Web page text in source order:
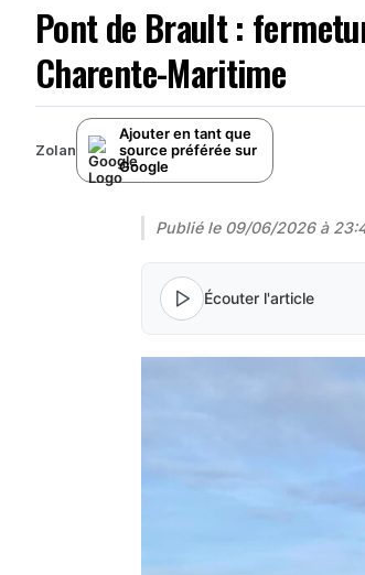
Pont de Brault :
Charente-Maritime
Zolan
Ajouter en tant que
source préférée sur
Google
Publié le 09/06/2026 à
Écouter l'article